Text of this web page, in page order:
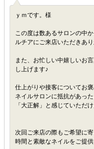
ｙｍです。様
この度は数あるサロンの中か
ルチアにご来店いただきあり
また、お忙しい中嬉しいお
し上げます♪
仕上がりや接客についてお
ネイルサロンに抵抗があっ
「大正解」と感じていただ
次回ご来店の際もご希望に
時間と素敵なネイルをご提